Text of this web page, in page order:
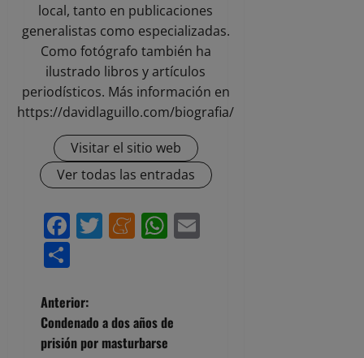
local, tanto en publicaciones
generalistas como especializadas.
Como fotógrafo también ha
ilustrado libros y artículos
periodísticos. Más información en
https://davidlaguillo.com/biografia/
Visitar el sitio web
Ver todas las entradas
Facebook
Twitter
Meneame
WhatsApp
N
a
Anterior:
Condenado a dos años de
prisión por masturbarse